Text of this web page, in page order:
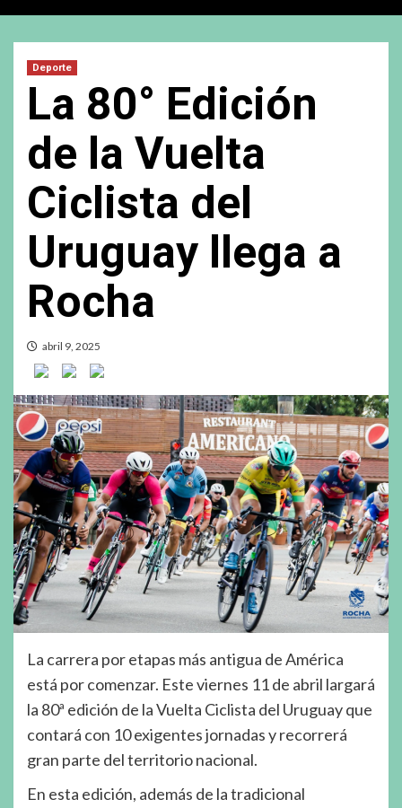
Deporte
La 80° Edición
de la Vuelta
Ciclista del
Uruguay llega a
Rocha
abril 9, 2025
La carrera por etapas más antigua de América
está por comenzar. Este viernes 11 de abril largará
la 80ª edición de la Vuelta Ciclista del Uruguay que
contará con 10 exigentes jornadas y recorrerá
gran parte del territorio nacional.
En esta edición, además de la tradicional